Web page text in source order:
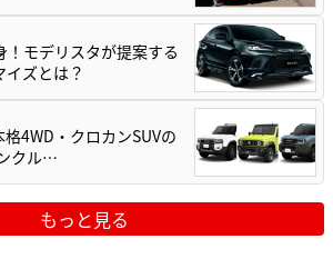
モデリスタが提案する
ズとは？
格4WD・クロカンSUVの
クル…
もっと見る